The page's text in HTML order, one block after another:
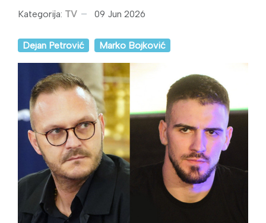
Kategorija: TV 09 Jun 2026
Dejan Petrović Marko Bojković